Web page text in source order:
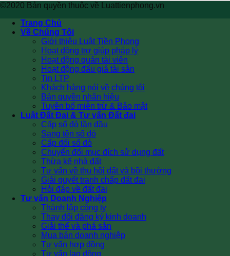
©2020 Bản quyền thuộc về Luattienphong.vn
Trang Chủ
Về Chúng Tôi
Giới thiệu Luật Tiền Phong
Hoạt động trợ giúp pháp lý
Hoạt động quản tài viên
Hoạt động đấu giá tài sản
Tin LTP
Khách hàng nói về chúng tôi
Bản quyền nhãn hiệu
Tuyên bố miễn trừ & Bảo mật
Luật Đất Đai & Tư vấn Đất đai
Cấp sổ đỏ lần đầu
Sang tên sổ đỏ
Cấp đổi sổ đỏ
Chuyển đổi mục đích sử dụng đất
Thừa kế nhà đất
Tư vấn về thu hồi đất và bồi thường
Giải quyết tranh chấp đất đai
Hỏi đáp về đất đai
Tư vấn Doanh Nghiệp
Thành lập công ty
Thay đổi đăng ký kinh doanh
Giải thể và phá sản
Mua bán doanh nghiệp
Tư vấn hợp đồng
Tư vấn lao động